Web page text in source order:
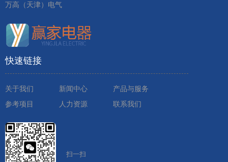
万高（天津）电气
快速链接
关于我们 新闻中心
产品与服务
参考项目
人力资源 联系我们
扫一扫